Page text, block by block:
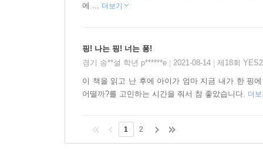
에 ... 더보기
핑! 나는 핑! 너는 퐁!
경기 송**설 학년 p******e
2021-08-14 제18회
이 책을 읽고 난 후에 아이가 엄마 지금 내가 한 핑
어떨까?를 고민하는 시간을 줘서 참 좋았습니다. 더
1 2